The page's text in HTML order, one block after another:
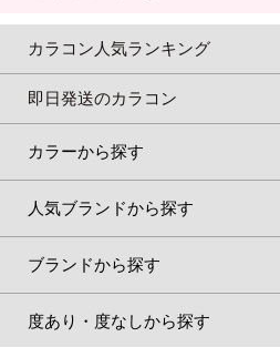
カラコン人気ランキング
即日発送のカラコン
カラーから探す
人気ブランドから探す
ブランドから探す
度あり・度なしから探す